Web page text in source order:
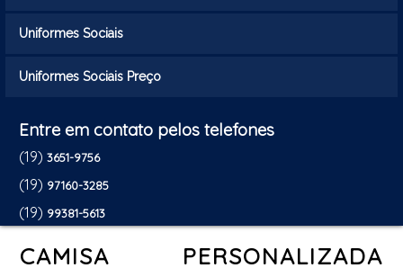
Uniformes Sociais
Uniformes Sociais Preço
Entre em contato pelos telefones
(19) 3651-9756
(19) 97160-3285
(19) 99381-5613
CAMISA PERSONALIZADA